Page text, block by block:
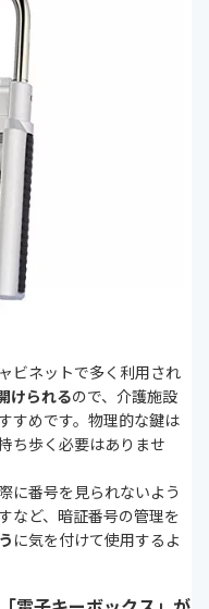
ビネットで多く利用され
けられるので、介護施設
すめです。物理的な鍵は
ち歩く必要はありませ
に番号を見られないよう
など、暗証番号の管理を
に気を付けて使用するよ